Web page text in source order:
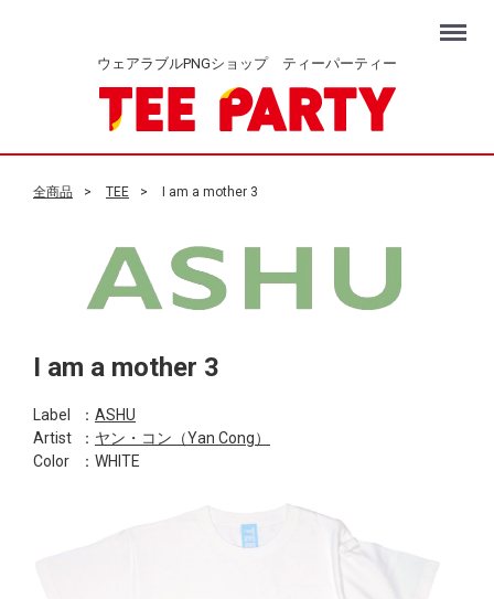
ウェアラブルPNGショップ ティーパーティー
Menu
全商品 TEE I am a mother 3
I am a mother 3
Label ： ASHU
Artist
： ヤン・コン（Yan Cong）
Color
：WHITE